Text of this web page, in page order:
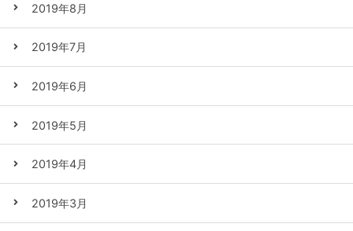
2019年8月
2019年7月
2019年6月
2019年5月
2019年4月
2019年3月